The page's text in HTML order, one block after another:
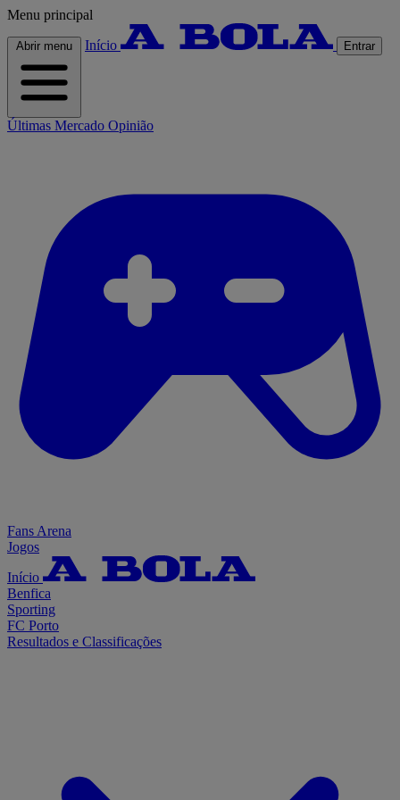
Menu principal
Abrir menu Início Entrar
Últimas Mercado Opinião
Fans Arena
Jogos
Início
Benfica
Sporting
FC Porto
Resultados e Classificações